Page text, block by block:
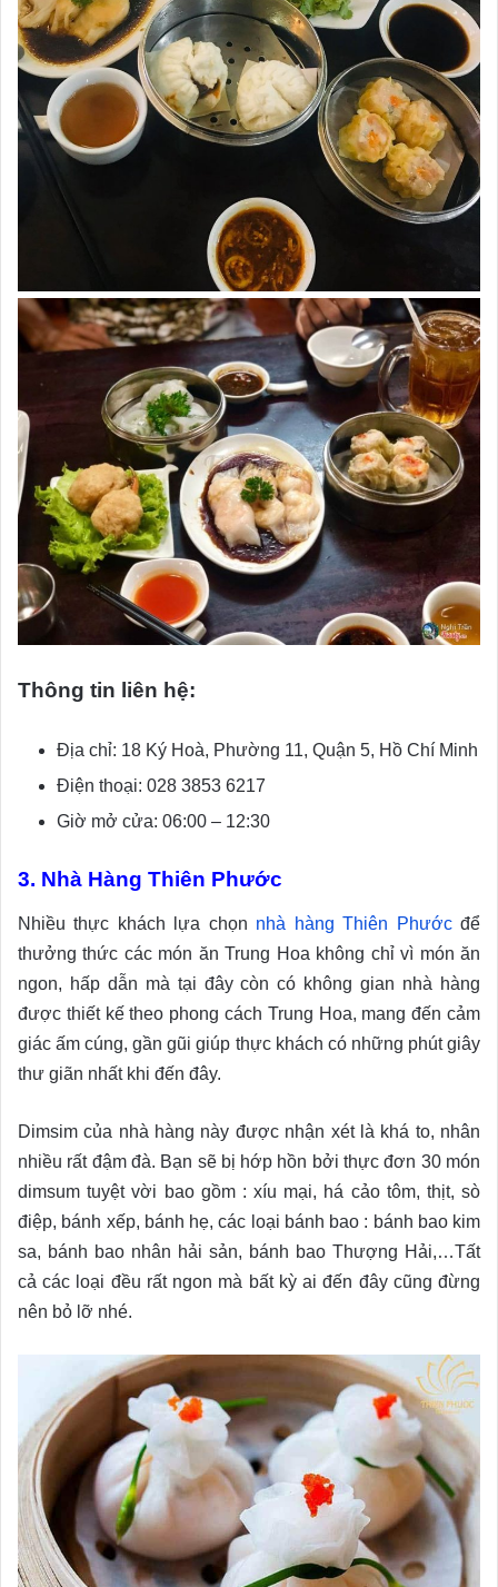
Thông tin liên hệ:
Địa chỉ: 18 Ký Hoà, Phường 11, Quận 5, Hồ Chí Minh
Điện thoại: 028 3853 6217
Giờ mở cửa: 06:00 – 12:30
3. Nhà Hàng Thiên Phước
Nhiều thực khách lựa chọn nhà hàng Thiên Phướcđể
thưởng thức các món ăn Trung Hoa không chỉ vì món ăn
ngon, hấp dẫn mà tại đây còn có không gian nhà hàng
được thiết kế theo phong cách Trung Hoa, mang đến cảm
giác ấm cúng, gần gũi giúp thực khách có những phút giây
thư giãn nhất khi đến đây.
Dimsim của nhà hàng này được nhận xét là khá to, nhân
nhiều rất đậm đà. Bạn sẽ bị hớp hồn bởi thực đơn 30 món
dimsum tuyệt vời bao gồm : xíu mại, há cảo tôm, thịt, sò
điệp, bánh xếp, bánh hẹ, các loại bánh bao : bánh bao kim
sa, bánh bao nhân hải sản, bánh bao Thượng Hải,…Tất
cả các loại đều rất ngon mà bất kỳ ai đến đây cũng đừng
nên bỏ lỡ nhé.